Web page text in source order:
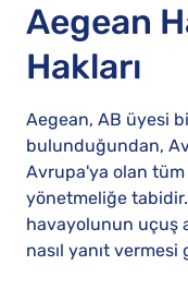
Aegean
Hakları
Aegean, AB üyesi
bulunduğundan,
Avrupa'ya olan
yönetmeliğe
havayolunun uçuş
nasıl yanıt